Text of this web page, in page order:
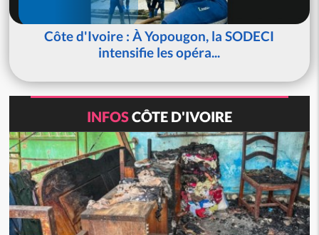
Côte d'Ivoire : À Yopougon, la SODECI
intensifie les opéra...
INFOSCÔTE D'IVOIRE